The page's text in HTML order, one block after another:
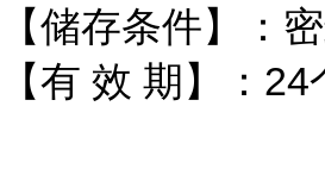
【储存条件】：
【有 效 期】：24